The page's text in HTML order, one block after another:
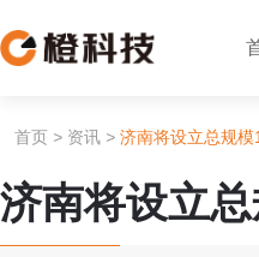
首页 > 资讯 > 济南将设立总规
济南将设立